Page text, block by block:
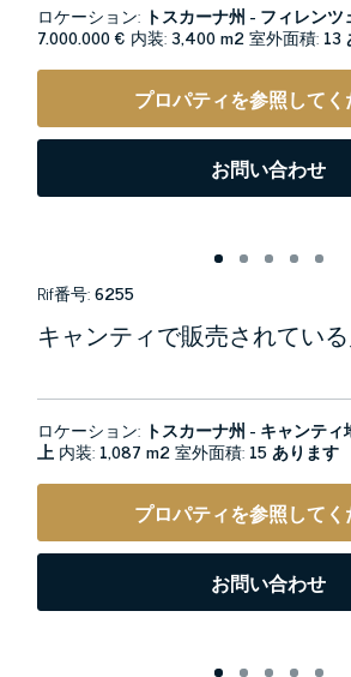
ロケーション: トスカーナ州 - フィレンツ
7.000.000 € 内装:3,400 m2室外面積: 13
プロパティを参照して
お問い合わせ
Rif番号:6255
キャンティで販売されてい
ロケーション: トスカーナ州 - キャンティ
上 内装: 1,087 m2室外面積: 15 あります
プロパティを参照して
お問い合わせ